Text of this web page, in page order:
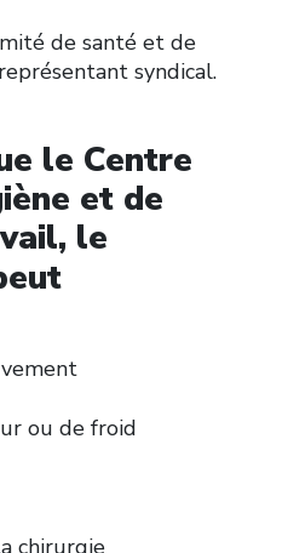
de santé et de
syndical.
le Centre
et de
le
ou de froid
chirurgie